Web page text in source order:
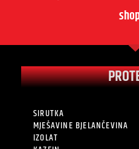
SIRUTKA
MJEŠAVINE BJELANČEVINA
IZOLAT